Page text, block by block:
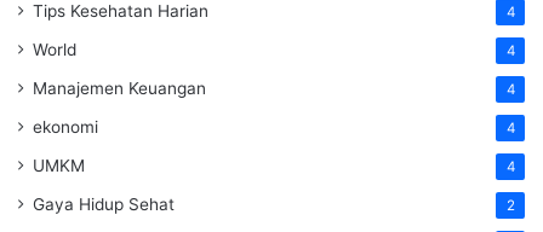
Tips Kesehatan Harian 4
World 4
Manajemen Keuangan 4
ekonomi 4
UMKM 4
Gaya Hidup Sehat 2